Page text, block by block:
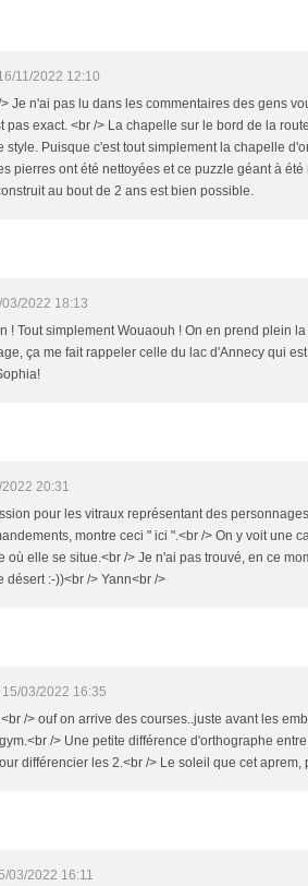
11/2022 12:10
> Je n'ai pas lu dans les commentaires des gens
pas exact. <br /> La chapelle sur le bord de la
style. Puisque c'est tout simplement la chapelle
pierres ont été nettoyées et ce puzzle géant à
au bout de 2 ans est bien possible.
2022 18:13
! Tout simplement Wouaouh ! On en prend plein
ça me fait rappeler celle du lac d'Annecy qui
20:31
pour les vitraux représentant des
montre ceci " ici ".<br /> On y voit une
où elle se situe.<br /> Je n'ai pas trouvé, en ce
désert :-))<br /> Yann<br />
15/03/2022 16:35
/> ouf on arrive des courses..juste avant les
/> Une petite différence d'orthographe
différencier les 2.<br /> Le soleil que cet aprem,
03/2022 16:11